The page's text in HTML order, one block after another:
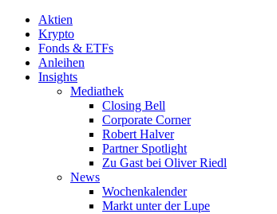
Aktien
Krypto
Fonds & ETFs
Anleihen
Insights
Mediathek
Closing Bell
Corporate Corner
Robert Halver
Partner Spotlight
Zu Gast bei Oliver Riedl
News
Wochenkalender
Markt unter der Lupe